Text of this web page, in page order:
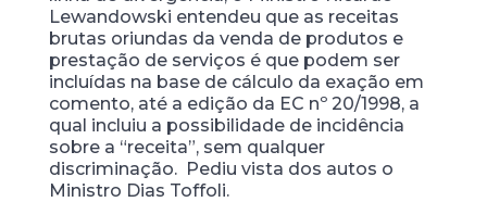
Lewandowski entendeu que as receitas
brutas oriundas da venda de produtos e
prestação de serviços é que podem ser
incluídas na base de cálculo da exação em
comento, até a edição da EC nº 20/1998, a
qual incluiu a possibilidade de incidência
sobre a “receita”, sem qualquer
discriminação. Pediu vista dos autos o
Ministro Dias Toffoli.